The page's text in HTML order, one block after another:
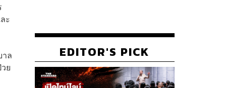
ะ
าล
ย
EDITOR'S PICK